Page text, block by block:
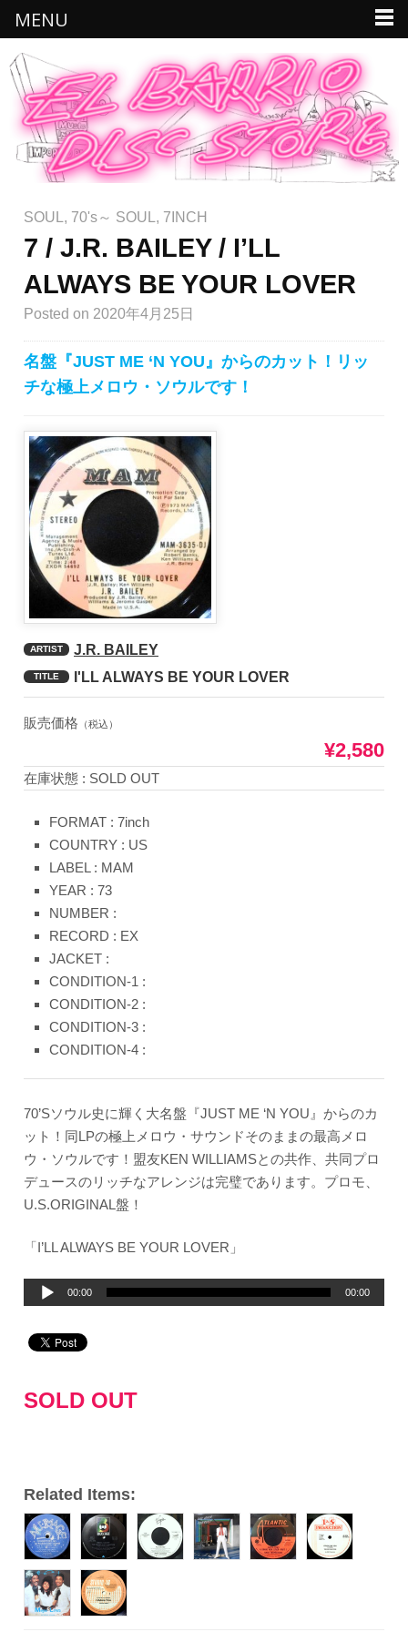
SOUL , 70's～ SOUL , 7INCH
7 / J.R. BAILEY / I’LL
ALWAYS BE YOUR LOVER
Posted on 2020年4月25日
名盤『JUST ME ‘N YOU』からのカット！リッ
チな極上メロウ・ソウルです！
ARTIST J.R. BAILEY
TITLE I'LL ALWAYS BE YOUR LOVER
販売価格 （税込）
¥2,580
在庫状態 : SOLD OUT
FORMAT : 7inch
COUNTRY : US
LABEL : MAM
YEAR : 73
NUMBER :
RECORD : EX
JACKET :
CONDITION-1 :
CONDITION-2 :
CONDITION-3 :
CONDITION-4 :
70’Sソウル史に輝く大名盤『JUST ME ‘N YOU』からのカ
ット！同LPの極上メロウ・サウンドそのままの最高メロ
ウ・ソウルです！盟友KEN WILLIAMSとの共作、共同プロ
デュースのリッチなアレンジは完璧であります。プロモ、
U.S.ORIGINAL盤！
「I’LL ALWAYS BE YOUR LOVER」
プ
ヤ
00:00 00:00
SOLD OUT
Related Items:
MENU